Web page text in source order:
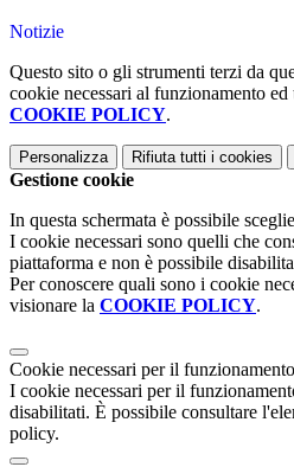
Notizie
Questo sito o gli strumenti terzi da
cookie necessari al funzionamento
COOKIE POLICY.
Personalizza Rifiuta tutti i cookies
Gestione cookie
In questa schermata è possibile
I cookie necessari sono quelli che
piattaforma e non è possibile
Per conoscere quali sono i cookie
visionare la COOKIE POLICY.
Cookie necessari per il funzionamento
I cookie necessari per il
disabilitati. È possibile consultare
policy.